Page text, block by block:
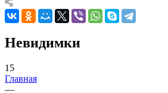
Невидимки
15
Главная
—